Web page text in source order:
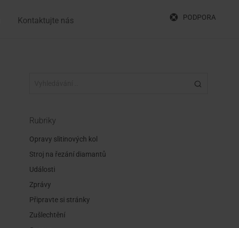
Kontaktujte nás PODPORA
Rubriky
Opravy slitinových kol
Stroj na řezání diamantů
Události
Zprávy
Připravte si stránky
Zušlechtění